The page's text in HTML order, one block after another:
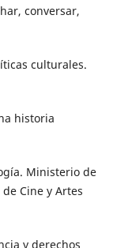
conversar,
culturales.
historia
Ministerio de
Cine y Artes
y derechos